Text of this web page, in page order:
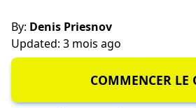
By: Denis Priesnov
Updated: 3 mois ago
COMMENCER LE